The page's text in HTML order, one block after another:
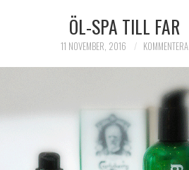
ÖL-SPA TILL FAR
11 NOVEMBER, 2016 KOMMENTERA